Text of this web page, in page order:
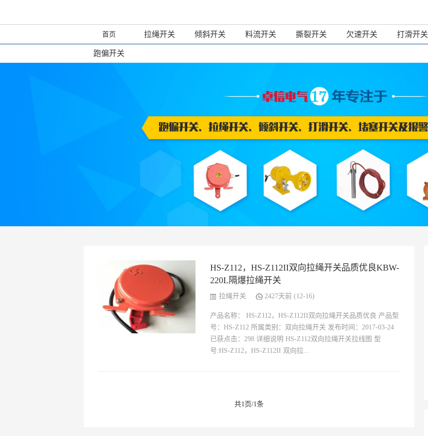
首页
跑偏开关
拉绳开关 倾斜开关 料流开关 撕裂开关 欠速开关 打滑开关
HS-Z112，HS-Z112II双向拉绳开关品质优良KBW-
220L隔爆拉绳开关
拉绳开关 2427天前 (12-16)
产品名称： HS-Z112，HS-Z112II双向拉绳开关品质优良 产品型
号：HS-Z112 所属类别：双向拉绳开关 发布时间：2017-03-24
已获点击：298 详细说明 HS-Z112双向拉绳开关拉线图 型
号:HS-Z112，HS-Z112II 双向拉...
共1页/1条